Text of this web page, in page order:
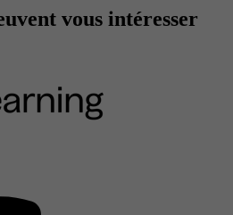
vous intéresser